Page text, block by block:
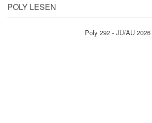
POLY LESEN
Poly 292 - JU/AU 2026